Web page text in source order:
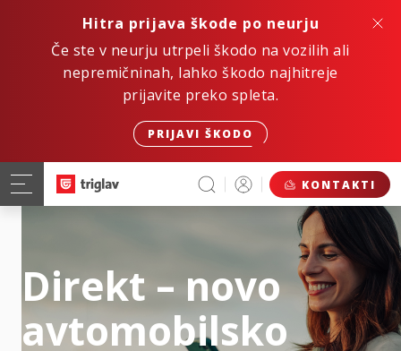
Hitra prijava škode po neurju
Če ste v neurju utrpeli škodo na vozilih ali
nepremičninah, lahko škodo najhitreje
prijavite preko spleta.
PRIJAVI ŠKODO
KONTAKTI
Direkt – novo
avtomobilsko